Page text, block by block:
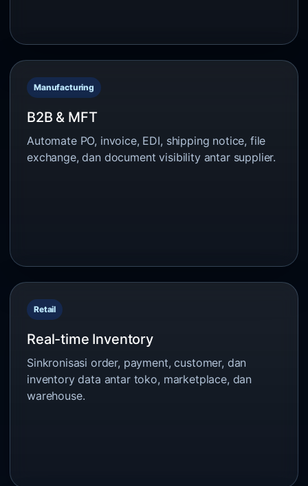
Manufacturing
B2B & MFT
Automate PO, invoice, EDI, shipping notice, file
exchange, dan document visibility antar supplier.
Retail
Real-time Inventory
Sinkronisasi order, payment, customer, dan
inventory data antar toko, marketplace, dan
warehouse.